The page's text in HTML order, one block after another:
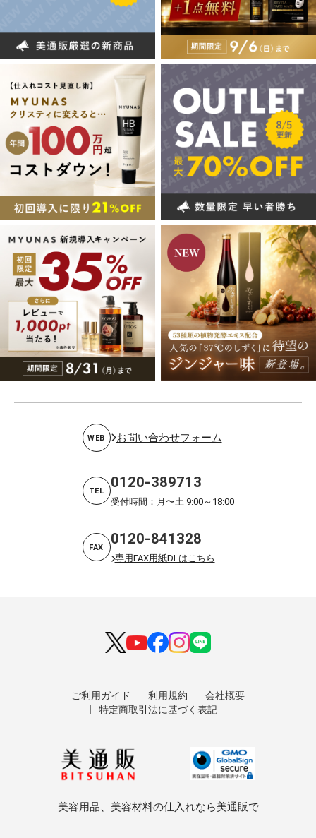
WEB お問い合わせフォーム
TEL 0120-389713
受付時間：月〜土 9:00～18:00
FAX 0120-841328
専用FAX用紙DLはこちら
ご利用ガイド 利用規約
会社概要
特定商取引法に基づく表記
美容用品、美容材料の仕入れなら美通販で